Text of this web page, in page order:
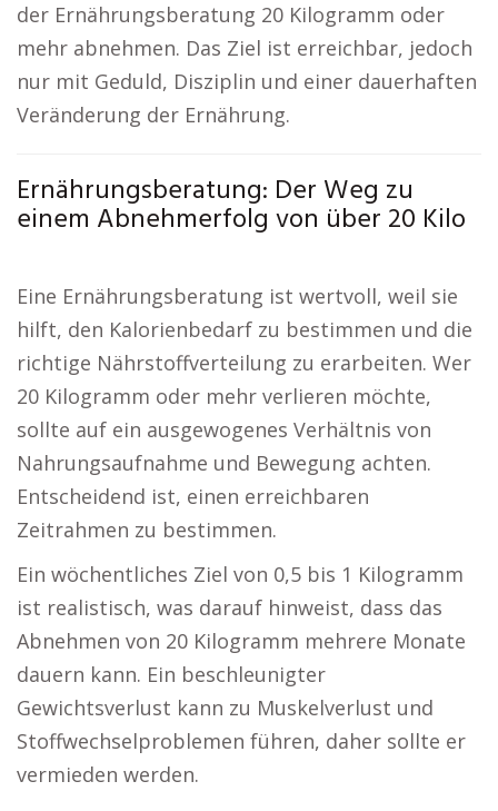
der Ernährungsberatung 20 Kilogramm oder
mehr abnehmen. Das Ziel ist erreichbar, jedoch
nur mit Geduld, Disziplin und einer dauerhaften
Veränderung der Ernährung.
Ernährungsberatung: Der Weg zu
einem Abnehmerfolg von über 20 Kilo
Eine Ernährungsberatung ist wertvoll, weil sie
hilft, den Kalorienbedarf zu bestimmen und die
richtige Nährstoffverteilung zu erarbeiten. Wer
20 Kilogramm oder mehr verlieren möchte,
sollte auf ein ausgewogenes Verhältnis von
Nahrungsaufnahme und Bewegung achten.
Entscheidend ist, einen erreichbaren
Zeitrahmen zu bestimmen.
Ein wöchentliches Ziel von 0,5 bis 1 Kilogramm
ist realistisch, was darauf hinweist, dass das
Abnehmen von 20 Kilogramm mehrere Monate
dauern kann. Ein beschleunigter
Gewichtsverlust kann zu Muskelverlust und
Stoffwechselproblemen führen, daher sollte er
vermieden werden.